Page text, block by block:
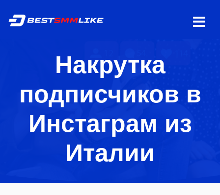
Накрутка
подписчиков в
Инстаграм из
Италии